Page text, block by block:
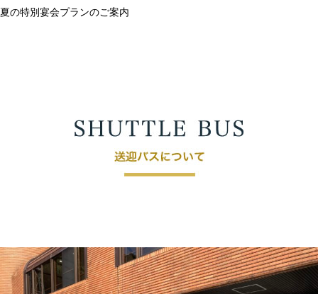
夏の特別宴会プランのご案内